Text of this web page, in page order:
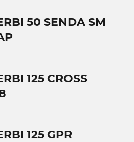
50 SENDA SM
125 CROSS
125 GPR